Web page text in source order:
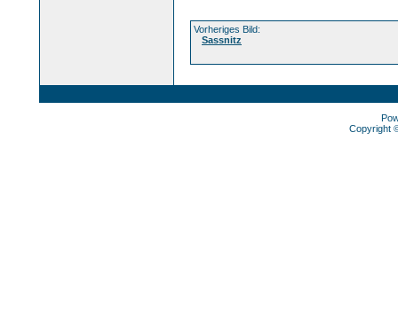
Vorheriges Bild:
Sassnitz
Copyright